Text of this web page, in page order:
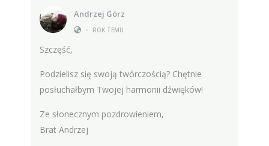
Andrzej Górz
•
ROK TEMU
Szczęść,
Podzielisz się swoją twórczością? Chętnie
posłuchałbym Twojej harmonii dźwięków!
Ze słonecznym pozdrowieniem,
Brat Andrzej